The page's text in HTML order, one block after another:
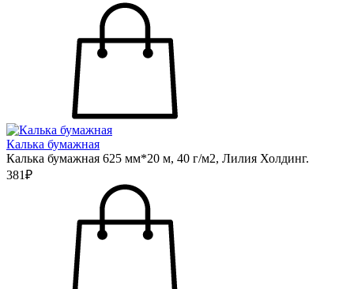
Калька бумажная
Калька бумажная 625 мм*20 м, 40 г/м2, Лилия Холдинг.
381₽